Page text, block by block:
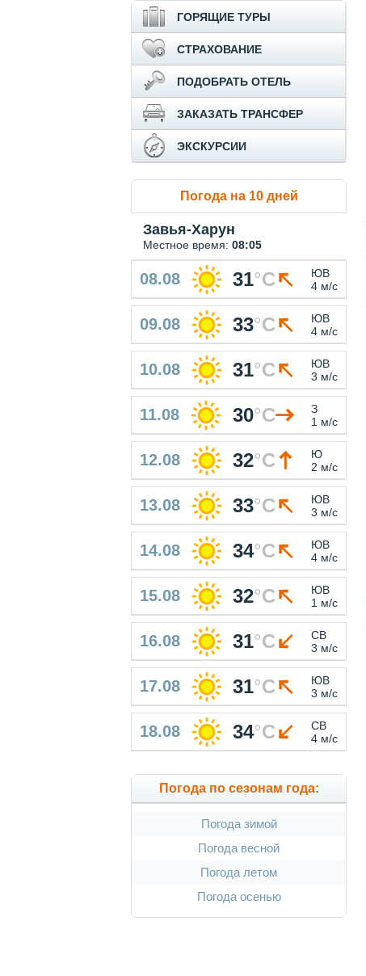
ГОРЯЩИЕ ТУРЫ
СТРАХОВАНИЕ
ПОДОБРАТЬ ОТЕЛЬ
ЗАКАЗАТЬ ТРАНСФЕР
ЭКСКУРСИИ
Погода на 10 дней
Завья-Харун
Местное время: 08:05
08.08 31°C
ЮВ
4 м/с
09.08 33°C
ЮВ
4 м/с
10.08 31°C
ЮВ
3 м/с
11.08 30°C
З
1 м/с
12.08 32°C
Ю
2 м/с
13.08 33°C
ЮВ
3 м/с
14.08 34°C
ЮВ
4 м/с
15.08 32°C
ЮВ
1 м/с
16.08 31°C
СВ
3 м/с
17.08 31°C
ЮВ
3 м/с
18.08 34°C
СВ
4 м/с
Погода по сезонам года:
Погода зимой
Погода весной
Погода летом
Погода осенью